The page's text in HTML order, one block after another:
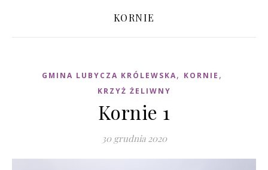
KORNIE
GMINA LUBYCZA KRÓLEWSKA, KORNIE ,
KRZYŻ ŻELIWNY
Kornie 1
30 grudnia 2020